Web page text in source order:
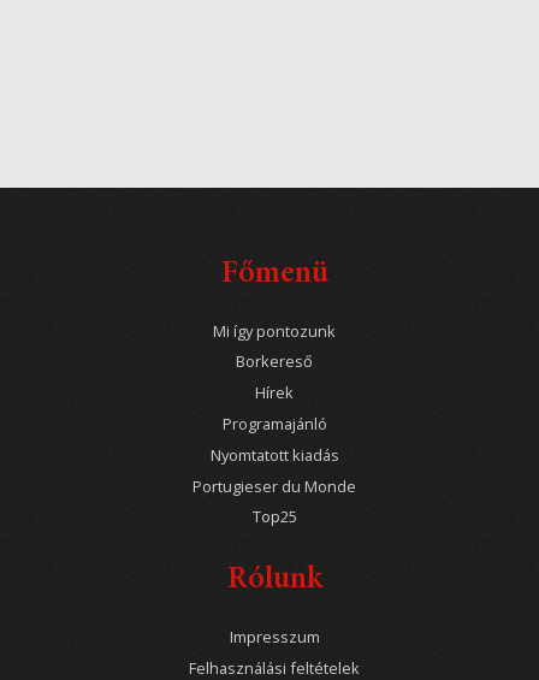
Főmenü
Mi így pontozunk
Borkereső
Hírek
Programajánló
Nyomtatott kiadás
Portugieser du Monde
Top25
Rólunk
Impresszum
Felhasználási feltételek